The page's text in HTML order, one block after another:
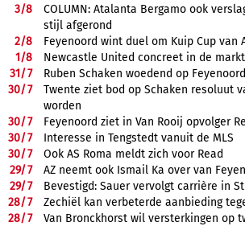
3/8
COLUMN: Atalanta Bergamo ook
stijl afgerond
2/8
Feyenoord wint duel om Kuip Cup van
1/8
Newcastle United concreet in de
31/7
Ruben Schaken woedend op Feyenoord
30/7
Twente ziet bod op Schaken resoluut
worden
30/7
Feyenoord ziet in Van Rooij opvolger
30/7
Interesse in Tengstedt vanuit de MLS
30/7
Ook AS Roma meldt zich voor Read
29/7
AZ neemt ook Ismail Ka over van
29/7
Bevestigd: Sauer vervolgt carrière in
28/7
Zechiël kan verbeterde aanbieding
28/7
Van Bronckhorst wil versterkingen op